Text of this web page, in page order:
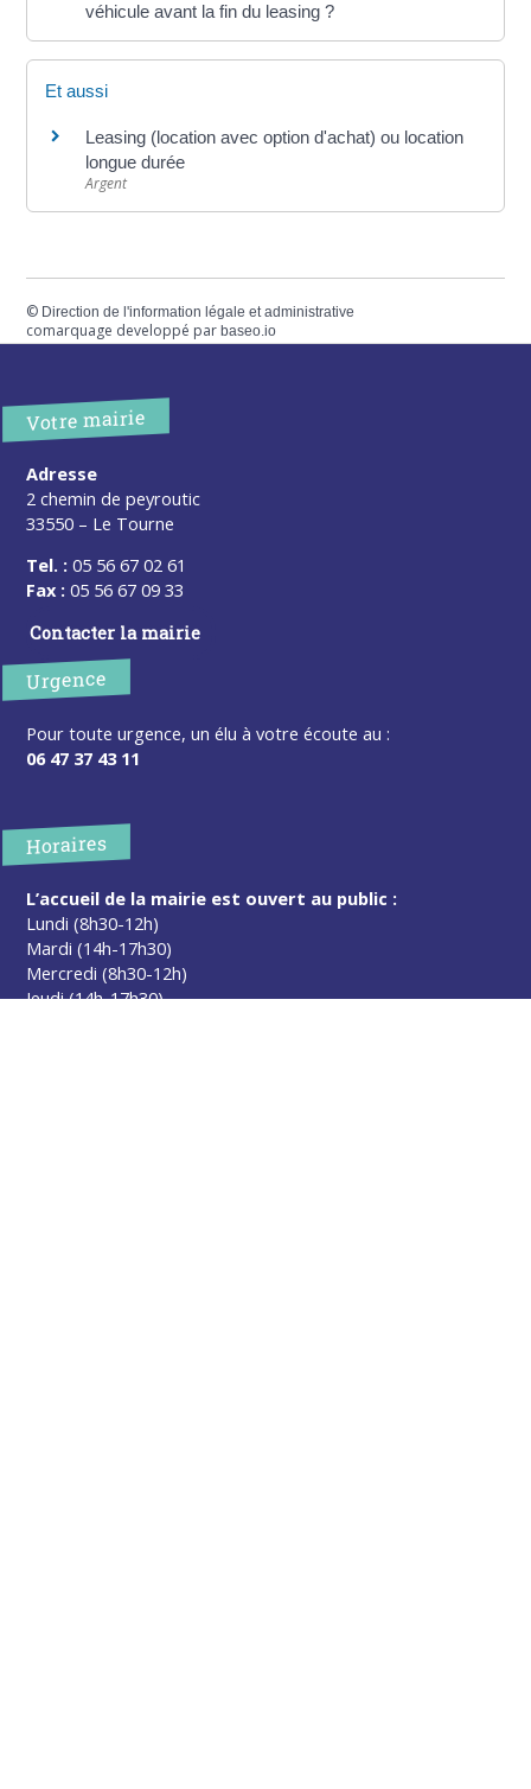
véhicule avant la fin du leasing ?
Et aussi
Leasing (location avec option d'achat) ou location
longue durée
Argent
© Direction de l'information légale et administrative
comarquage developpé parbaseo.io
Votre mairie
Adresse
2 chemin de peyroutic
33550 – Le Tourne
Tel. : 05 56 67 02 61
Fax : 05 56 67 09 33
Contacter la mairie
Urgence
Pour toute urgence, un élu à votre écoute au :
06 47 37 43 11
Horaires
L’accueil de la mairie est ouvert au public :
Lundi (8h30-12h)
Mardi (14h-17h30)
Mercredi (8h30-12h)
Jeudi (14h-17h30)